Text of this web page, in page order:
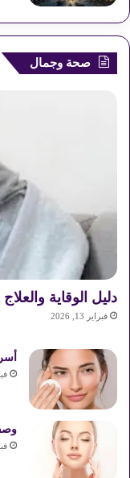
صحة وجمال
دليل الوقاية والعلاج
فبراير 13, 2026